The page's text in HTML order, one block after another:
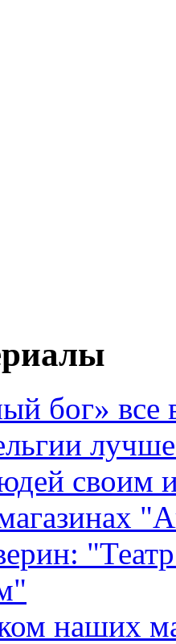
бог» все
своим
наших